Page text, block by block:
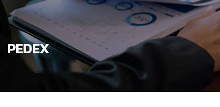
PEDEX